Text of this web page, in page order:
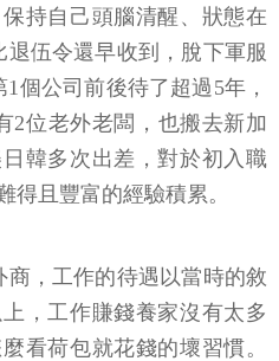
持自己頭腦清醒、狀態在
伍令還早收到，脫下軍服
個公司前後待了超過5年，
2位老外老闆，也搬去新加
韓多次出差，對於初入職
得且豐富的經驗積累。
，工作的待遇以當時的敘
，工作賺錢養家沒有太多
看荷包就花錢的壞習慣。